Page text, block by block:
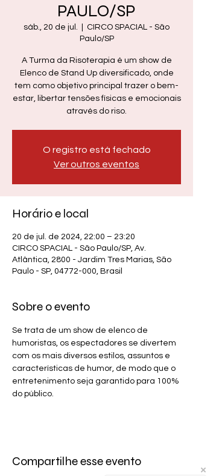
PAULO/SP
sáb., 20 de jul.
CIRCO SPACIAL - São
Paulo/SP
A Turma da Risoterapia é um show de
Elenco de Stand Up diversificado, onde
tem como objetivo principal trazer o bem-
estar, libertar tensões físicas e emocionais
através do riso.
O registro está fechado
Ver outros eventos
Horário e local
20 de jul. de 2024, 22:00 – 23:20
CIRCO SPACIAL - São Paulo/SP, Av.
Atlântica, 2800 - Jardim Tres Marias, São
Paulo - SP, 04772-000, Brasil
Sobre o evento
Se trata de um show de elenco de
humoristas, os espectadores se divertem
com os mais diversos estilos, assuntos e
características de humor, de modo que o
entretenimento seja garantido para 100%
do público.
Compartilhe esse evento